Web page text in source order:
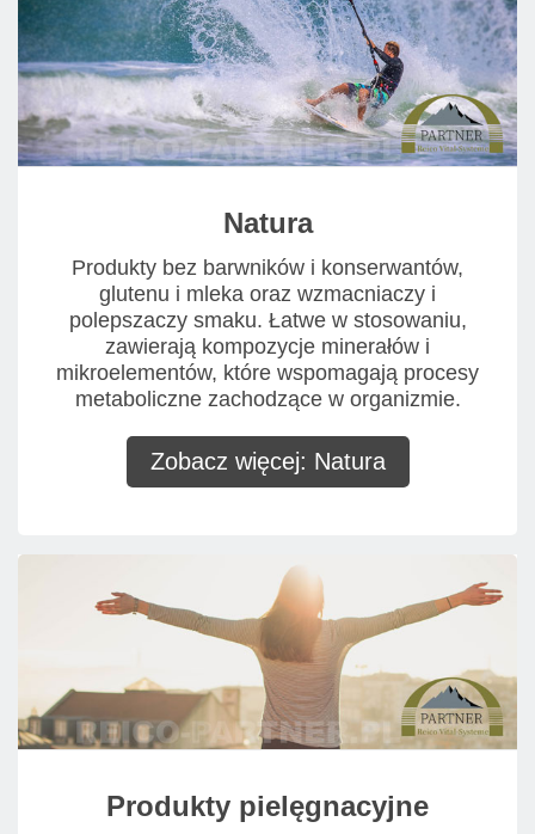
Natura
Produkty bez barwników i konserwantów,
glutenu i mleka oraz wzmacniaczy i
polepszaczy smaku. Łatwe w stosowaniu,
zawierają kompozycje minerałów i
mikroelementów, które wspomagają procesy
metaboliczne zachodzące w organizmie.
Zobacz więcej: Natura
Produkty pielęgnacyjne